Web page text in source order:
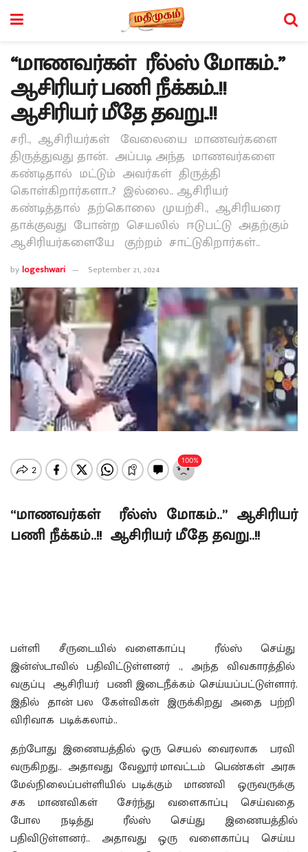
“மாணவர்கள் ரீல்ஸ் மோகம்..”
ஆசிரியர் பணி நீக்கம்..!!
ஆசிரியர் மீதே தவறு..!!
சரி., ஆசிரியர்கள் வேலையை மாணவர்களை
திருத்துவது தான். அப்படி அந்த மாணவர்களை
கண்டிதால் மட்டும் அவர்கள் திருத்தி
கொள்கிறார்களா..? இல்லை.. ஆசிரியர்
கண்டித்தால் தற்கொலை முயற்சி., ஆசிரியரை
தாக்குவது போன்ற செயலில் ஈடுபட்டு அதற்கும்
ஆசிரியர்களையே குற்றம் சாட்டுகிறார்கள்..
bylogeshwari September 21, 2024
“மாணவர்கள் ரீல்ஸ் மோகம்..” ஆசிரியர்
பணி நீக்கம்..!! ஆசிரியர் மீதே தவறு..!!
பள்ளி சீருடையில் வளைகாப்பு ரீல்ஸ் செய்து
இன்ஸ்டாவில் பதிவிட்டுள்ளனர் ., அந்த விவகாரத்தில்
வகுப்பு ஆசிரியர் பணி இடைநீக்கம் செய்யப்பட்டுள்ளார்.
இதில் தான் பல கேள்விகள் இருக்கிறது அதை பற்றி
விரிவாக படிக்கலாம்..
தற்போது இணையத்தில் ஒரு செயல் வைரலாக பரவி
வருகிறது.. அதாவது வேலூர் மாவட்டம் பெண்கள் அரசு
மேல்நிலைப்பள்ளியில் படிக்கும் மாணவி ஒருவருக்கு
சக மாணவிகள் சேர்ந்து வளைகாப்பு செய்வதை
போல நடித்து ரீல்ஸ் செய்து இணையத்தில்
பதிவிடுள்ளனர்.. அதாவது ஒரு வளைகாப்பு செய்ய